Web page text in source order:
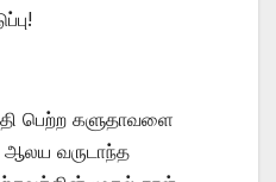
பெற்ற களுதாவளை
ஆலய வருடாந்த